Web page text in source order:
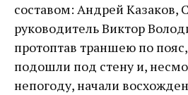
составом: Андрей Казаков,
руководитель Виктор
протоптав траншею по
подошли под стену и,
непогоду, начали